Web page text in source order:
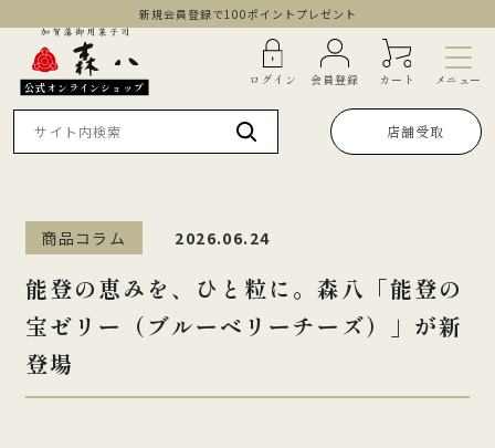
新規会員登録で100ポイントプレゼント
公式オンラインショップ ログイン 会員登録 カート メニュー
店舗受取
商品コラム 2026.06.24
能登の恵みを、ひと粒に。森八「能登の
宝ゼリー（ブルーベリーチーズ）」が新
登場